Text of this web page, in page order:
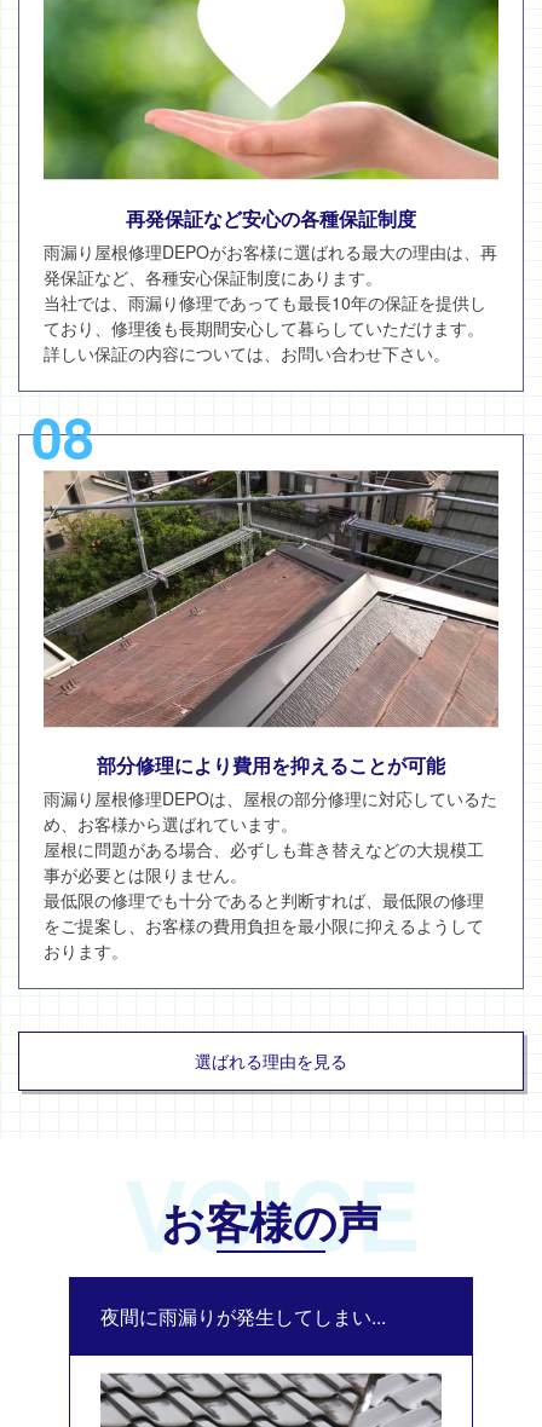
再発保証など安心の各種保証制度
雨漏り屋根修理DEPOがお客様に選ばれる最大の理由は、再
発保証など、各種安心保証制度にあります。
当社では、雨漏り修理であっても最長10年の保証を提供し
ており、修理後も長期間安心して暮らしていただけます。
詳しい保証の内容については、お問い合わせ下さい。
08
部分修理により費用を抑えることが可能
雨漏り屋根修理DEPOは、屋根の部分修理に対応しているた
め、お客様から選ばれています。
屋根に問題がある場合、必ずしも葺き替えなどの大規模工
事が必要とは限りません。
最低限の修理でも十分であると判断すれば、最低限の修理
をご提案し、お客様の費用負担を最小限に抑えるようして
おります。
選ばれる理由を見る
VOICE
お客様の声
夜間に雨漏りが発生してしまい...